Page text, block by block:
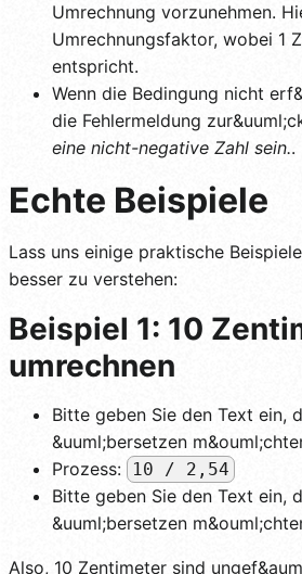
Umrechnung vorzunehmen.
Umrechnungsfaktor, wobei 1
entspricht.
Wenn die Bedingung nicht
die Fehlermeldung
eine nicht-negative Zahl sein..
Echte Beispiele
Lass uns einige praktische
besser zu verstehen:
Beispiel 1: 10
umrechnen
Bitte geben Sie den Text ein,
&uuml;bersetzen
Prozess: 10 / 2,54
Bitte geben Sie den Text ein,
&uuml;bersetzen
Also, 10 Zentimeter sind